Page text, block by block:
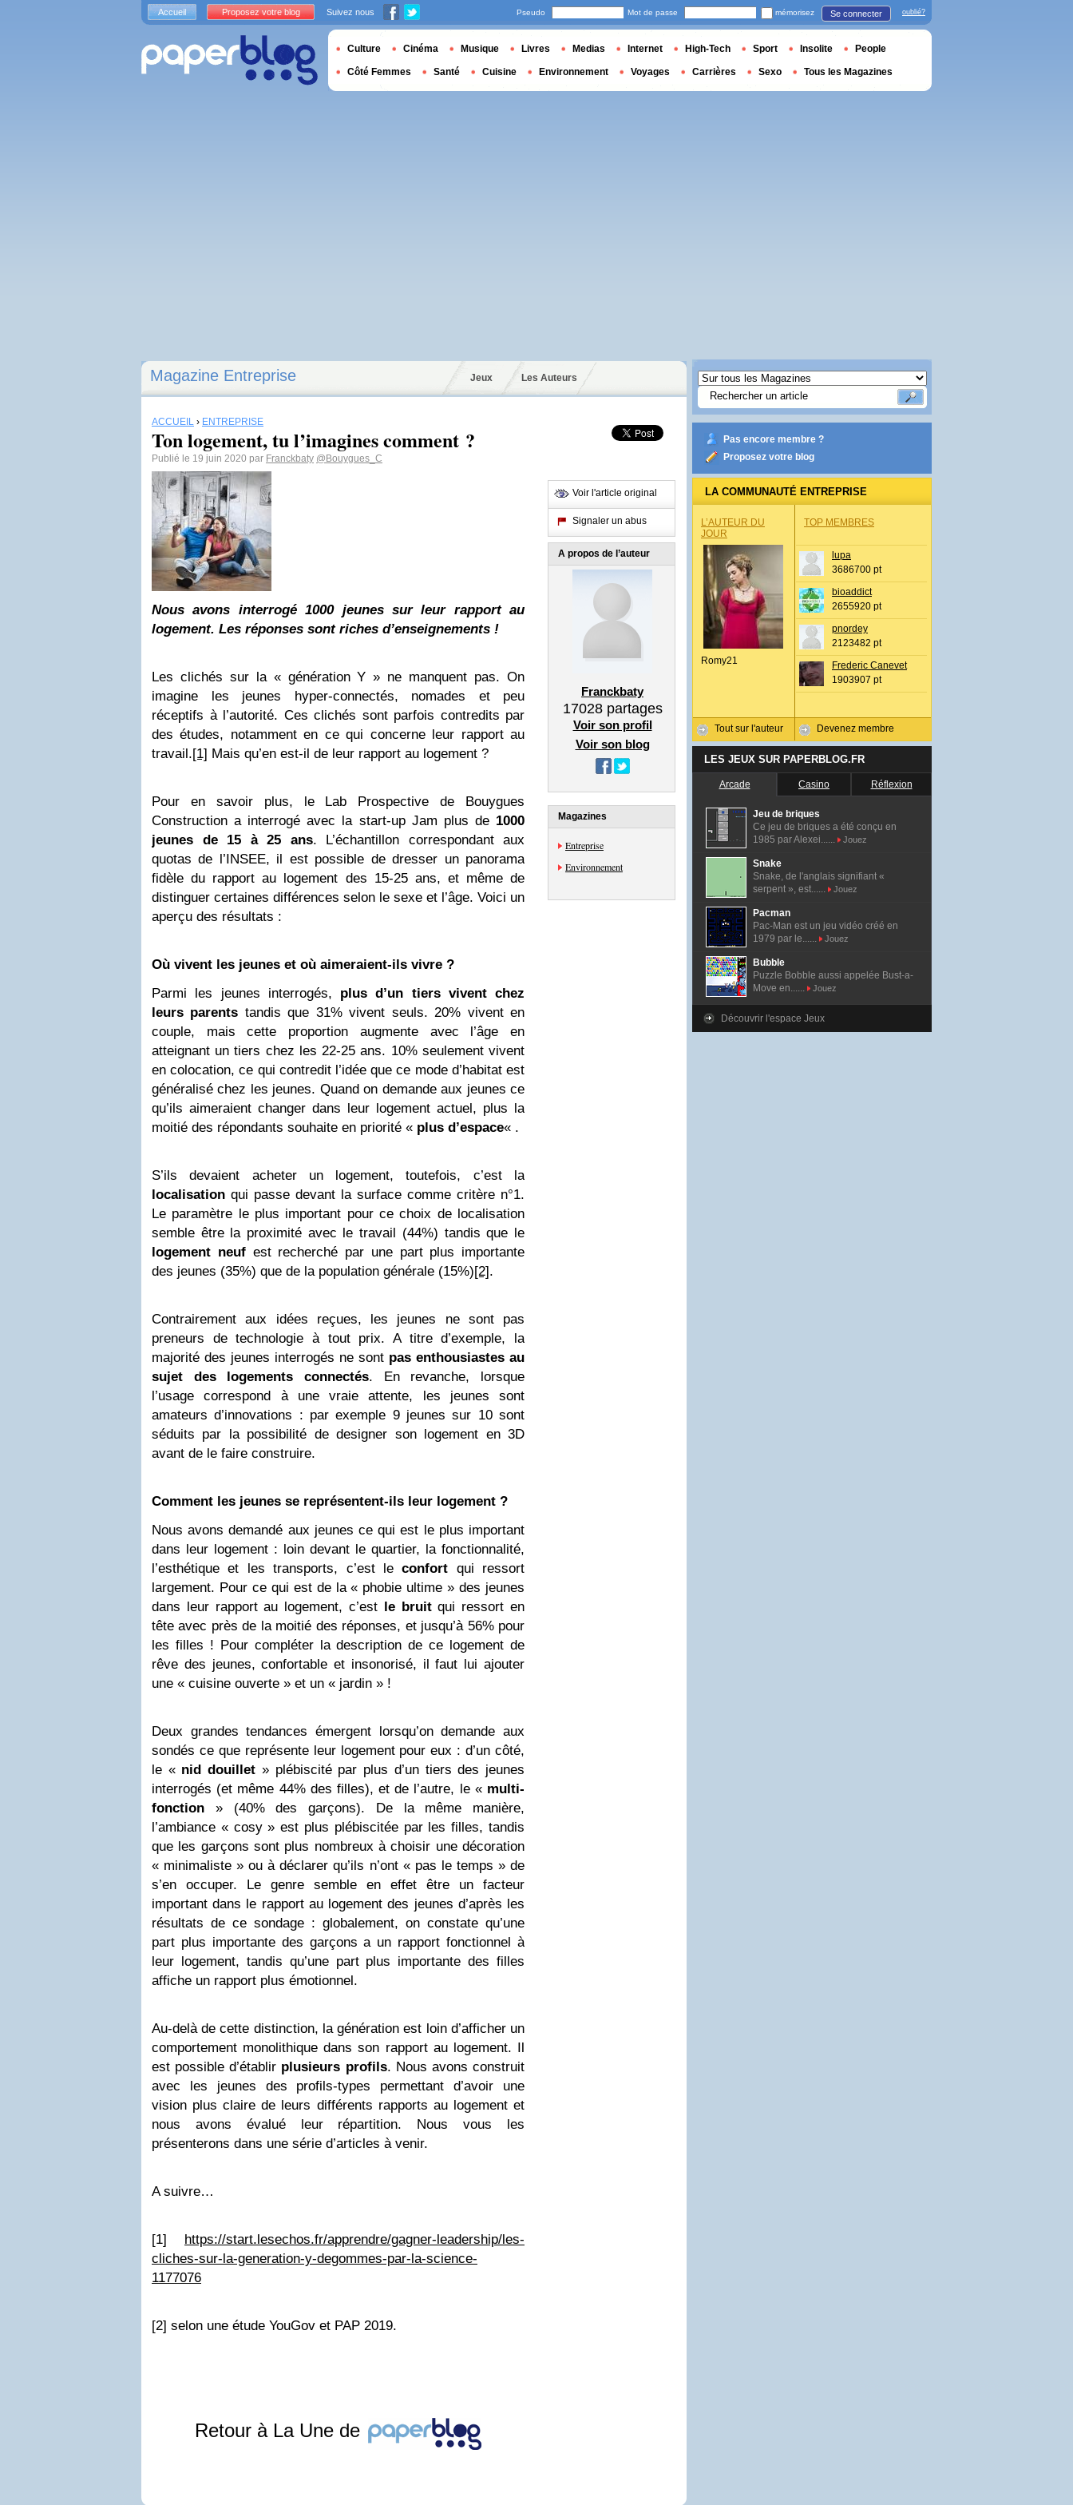
Magazine Entreprise Jeux Les Auteurs
ACCUEIL › ENTREPRISE
Ton logement, tu l’imagines comment ?
Publié le 19 juin 2020 par Franckbaty @Bouygues_C
Nous avons interrogé 1000 jeunes sur leur rapport au
logement. Les réponses sont riches d’enseignements !
Les clichés sur la « génération Y » ne manquent pas. On
imagine les jeunes hyper-connectés, nomades et peu
réceptifs à l’autorité. Ces clichés sont parfois contredits par
des études, notamment en ce qui concerne leur rapport au
travail.[1] Mais qu’en est-il de leur rapport au logement ?
Pour en savoir plus, le Lab Prospective de Bouygues
Construction a interrogé avec la start-up Jam plus de 1000
jeunes de 15 à 25 ans. L’échantillon correspondant aux
quotas de l’INSEE, il est possible de dresser un panorama
fidèle du rapport au logement des 15-25 ans, et même de
distinguer certaines différences selon le sexe et l’âge. Voici un
aperçu des résultats :
Où vivent les jeunes et où aimeraient-ils vivre ?
Parmi les jeunes interrogés, plus d’un tiers vivent chez
leurs parents tandis que 31% vivent seuls. 20% vivent en
couple, mais cette proportion augmente avec l’âge en
atteignant un tiers chez les 22-25 ans. 10% seulement vivent
en colocation, ce qui contredit l’idée que ce mode d’habitat est
généralisé chez les jeunes. Quand on demande aux jeunes ce
qu’ils aimeraient changer dans leur logement actuel, plus la
moitié des répondants souhaite en priorité « plus d’espace« .
S’ils devaient acheter un logement, toutefois, c’est la
localisation qui passe devant la surface comme critère n°1.
Le paramètre le plus important pour ce choix de localisation
semble être la proximité avec le travail (44%) tandis que le
logement neufest recherché par une part plus importante
des jeunes (35%) que de la population générale (15%)[2].
Contrairement aux idées reçues, les jeunes ne sont pas
preneurs de technologie à tout prix. A titre d’exemple, la
majorité des jeunes interrogés ne sont pas enthousiastes au
sujet des logements connectés. En revanche, lorsque
l’usage correspond à une vraie attente, les jeunes sont
amateurs d’innovations : par exemple 9 jeunes sur 10 sont
séduits par la possibilité de designer son logement en 3D
avant de le faire construire.
Comment les jeunes se représentent-ils leur logement ?
Nous avons demandé aux jeunes ce qui est le plus important
dans leur logement : loin devant le quartier, la fonctionnalité,
l’esthétique et les transports, c’est leconfort qui ressort
largement. Pour ce qui est de la « phobie ultime » des jeunes
dans leur rapport au logement, c’est le bruitqui ressort en
tête avec près de la moitié des réponses, et jusqu’à 56% pour
les filles ! Pour compléter la description de ce logement de
rêve des jeunes, confortable et insonorisé, il faut lui ajouter
une « cuisine ouverte » et un « jardin » !
Deux grandes tendances émergent lorsqu’on demande aux
sondés ce que représente leur logement pour eux : d’un côté,
le « nid douillet » plébiscité par plus d’un tiers des jeunes
interrogés (et même 44% des filles), et de l’autre, le « multi-
fonction » (40% des garçons). De la même manière,
l’ambiance « cosy » est plus plébiscitée par les filles, tandis
que les garçons sont plus nombreux à choisir une décoration
« minimaliste » ou à déclarer qu’ils n’ont « pas le temps » de
s’en occuper. Le genre semble en effet être un facteur
important dans le rapport au logement des jeunes d’après les
résultats de ce sondage : globalement, on constate qu’une
part plus importante des garçons a un rapport fonctionnel à
leur logement, tandis qu’une part plus importante des filles
affiche un rapport plus émotionnel.
Au-delà de cette distinction, la génération est loin d’afficher un
comportement monolithique dans son rapport au logement. Il
est possible d’établir plusieurs profils. Nous avons construit
avec les jeunes des profils-types permettant d’avoir une
vision plus claire de leurs différents rapports au logement et
nous avons évalué leur répartition. Nous vous les
présenterons dans une série d’articles à venir.
A suivre…
[1] https://start.lesechos.fr/apprendre/gagner-leadership/les-
cliches-sur-la-generation-y-degommes-par-la-science-
1177076
[2] selon une étude YouGov et PAP 2019.
Retour à La Une de
Voir l'article original
Signaler un abus
A propos de l’auteur
Franckbaty
17028partages
Voir son profil
Voir son blog
Magazines
Entreprise
Environnement
Pas encore membre ?
Proposez votre blog
LA COMMUNAUTÉ ENTREPRISE
L’AUTEUR DU
JOUR
Romy21
Tout sur l'auteur
TOP MEMBRES
lupa
3686700 pt
bioaddict
2655920 pt
pnordey
2123482 pt
Frederic Canevet
1903907 pt
Devenez membre
LES JEUX SUR PAPERBLOG.FR
Arcade Casino Réflexion
Jeu de briques
Ce jeu de briques a été conçu en
1985 par Alexei......
Jouez
Snake
Snake, de l'anglais signifiant «
serpent », est......
Jouez
Pacman
Pac-Man est un jeu vidéo créé en
1979 par le......
Jouez
Bubble
Puzzle Bobble aussi appelée Bust-a-
Move en......
Jouez
Découvrir l'espace Jeux
Accueil Proposez votre blog Suivez nous Pseudo Mot de passe mémorisez Se connecter oublié?
Culture Cinéma Musique Livres Medias Internet High-Tech Sport Insolite People
Côté Femmes Santé Cuisine Environnement Voyages Carrières Sexo Tous les Magazines